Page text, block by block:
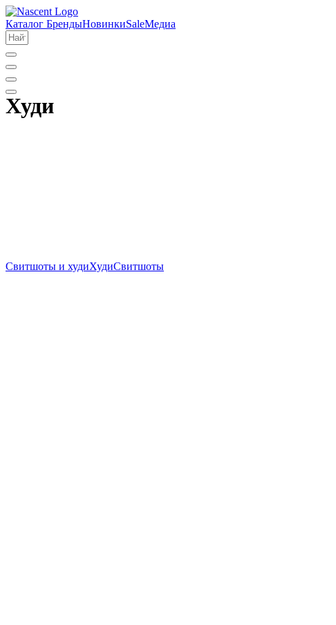
Каталог БрендыНовинкиSaleМедиа
Худи
Свитшоты и худиХудиСвитшоты